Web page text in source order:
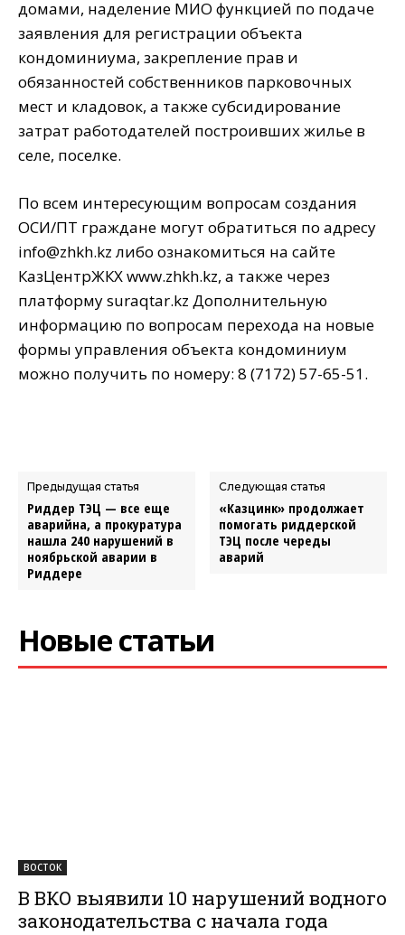
домами, наделение МИО функцией по подаче
заявления для регистрации объекта
кондоминиума, закрепление прав и
обязанностей собственников парковочных
мест и кладовок, а также субсидирование
затрат работодателей построивших жилье в
селе, поселке.
По всем интересующим вопросам создания
ОСИ/ПТ граждане могут обратиться по адресу
info@zhkh.kz либо ознакомиться на сайте
КазЦентрЖКХ www.zhkh.kz, а также через
платформу suraqtar.kz Дополнительную
информацию по вопросам перехода на новые
формы управления объекта кондоминиум
можно получить по номеру: 8 (7172) 57-65-51.
Предыдущая статья
Риддер ТЭЦ — все еще
аварийна, а прокуратура
нашла 240 нарушений в
ноябрьской аварии в
Риддере
Следующая статья
«Казцинк» продолжает
помогать риддерской
ТЭЦ после череды
аварий
Новые статьи
ВОСТОК
В ВКО выявили 10 нарушений водного
законодательства с начала года